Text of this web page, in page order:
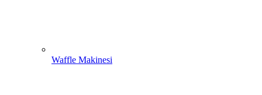
Waffle Makinesi